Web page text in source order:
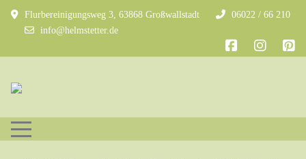
Flurbereinigungsweg 3, 63868 Großwallstadt
06022 / 66 210
info@helmstetter.de
Mobile Menu Toggle